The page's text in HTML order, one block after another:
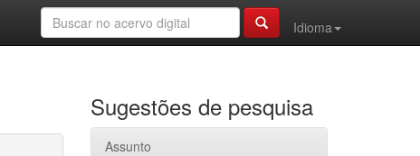
Idioma
Sugestões de pesquisa
Assunto